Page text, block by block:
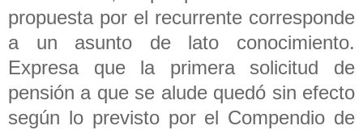
propuesta por el recurrente corresponde
a un asunto de lato conocimiento.
Expresa que la primera solicitud de
pensión a que se alude quedó sin efecto
según lo previsto por el Compendio de